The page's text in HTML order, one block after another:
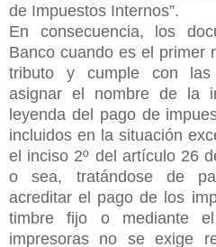
de Impuestos Internos”.
En consecuencia, los
Banco cuando es el primer
tributo y cumple con las
asignar el nombre de la
leyenda del pago de
incluidos en la situación
el inciso 2º del artículo 26
o sea, tratándose de
acreditar el pago de los
timbre fijo o mediante
impresoras no se exige